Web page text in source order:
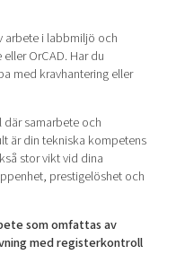
arbete i labbmiljö och
OrCAD. Har du
med kravhantering eller
där samarbete och
är din tekniska kompetens
stor vikt vid dina
prestigelöshet och
som omfattas av
med registerkontroll